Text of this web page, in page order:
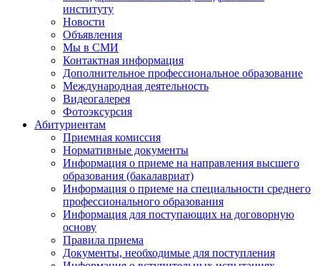
институту
Новости
Объявления
Мы в СМИ
Контактная информация
Дополнительное профессиональное образование
Международная деятельность
Видеогалерея
Фотоэксурсия
Абитуриентам
Приемная комиссия
Нормативные документы
Информация о приеме на направления высшего
образования (бакалавриат)
Информация о приеме на специальности среднего
профессионального образования
Информация для поступающих на договорную
основу
Правила приема
Документы, необходимые для поступления